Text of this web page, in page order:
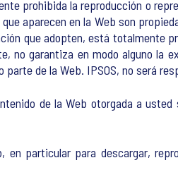
prohibida la reproducción o
aparecen en la Web son
que adopten, está totalmente
no garantiza en modo alguno la
de la Web. IPSOS, no será
de la Web otorgada a
en particular para descargar,